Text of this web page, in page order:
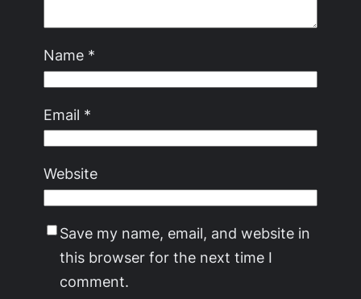
Name *
Email *
Website
Save my name, email, and website in
this browser for the next time I
comment.